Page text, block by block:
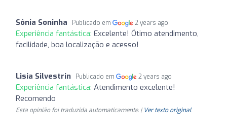
Sônia Soninha Publicado em 2 years ago
Experiência fantástica: Excelente! Ótimo atendimento,
facilidade, boa localização e acesso!
Lisia Silvestrin Publicado em 2 years ago
Experiência fantástica: Atendimento excelente!
Recomendo
Esta opinião foi traduzida automaticamente. | Ver texto original